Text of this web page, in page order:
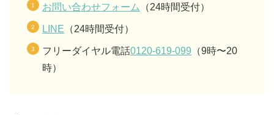
お問い合わせフォーム （24時間受付）
LINE （24時間受付）
フリーダイヤル電話0120-619-099 （9時〜20
時）